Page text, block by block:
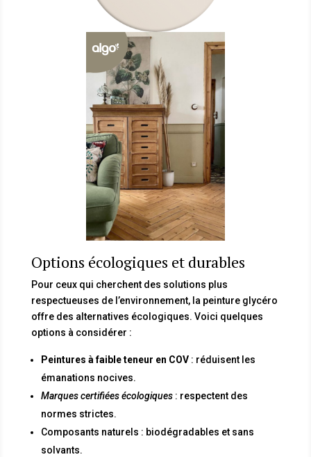
Options écologiques et durables
Pour ceux qui cherchent des solutions plus
respectueuses de l’environnement, la peinture glycéro
offre des alternatives écologiques. Voici quelques
options à considérer :
Peintures à faible teneur en COV: réduisent les
émanations nocives.
Marques certifiées écologiques: respectent des
normes strictes.
Composants naturels : biodégradables et sans
solvants.